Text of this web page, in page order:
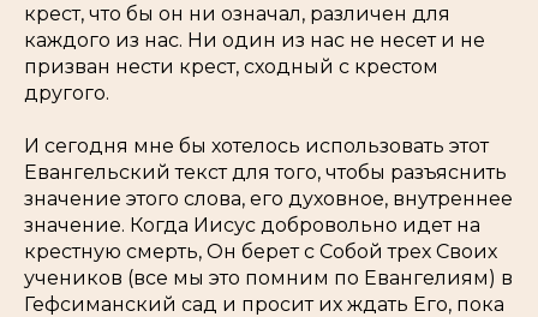
крест, что бы он ни означал, различен для
каждого из нас. Ни один из нас не несет и не
призван нести крест, сходный с крестом
другого.
И сегодня мне бы хотелось использовать этот
Евангельский текст для того, чтобы разъяснить
значение этого слова, его духовное, внутреннее
значение. Когда Иисус добровольно идет на
крестную смерть, Он берет с Собой трех Своих
учеников (все мы это помним по Евангелиям) в
Гефсиманский сад и просит их ждать Его, пока